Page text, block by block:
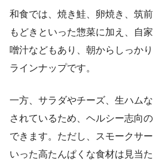
和食では、焼き鮭、卵焼き、筑
もどきといった惣菜に加え、自
噌汁などもあり、朝からしっか
ラインナップです。
一方、サラダやチーズ、生ハム
されているため、ヘルシー志向
できます。ただし、スモークサ
いった高たんぱくな食材は見当